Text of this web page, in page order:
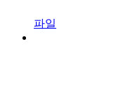
파일